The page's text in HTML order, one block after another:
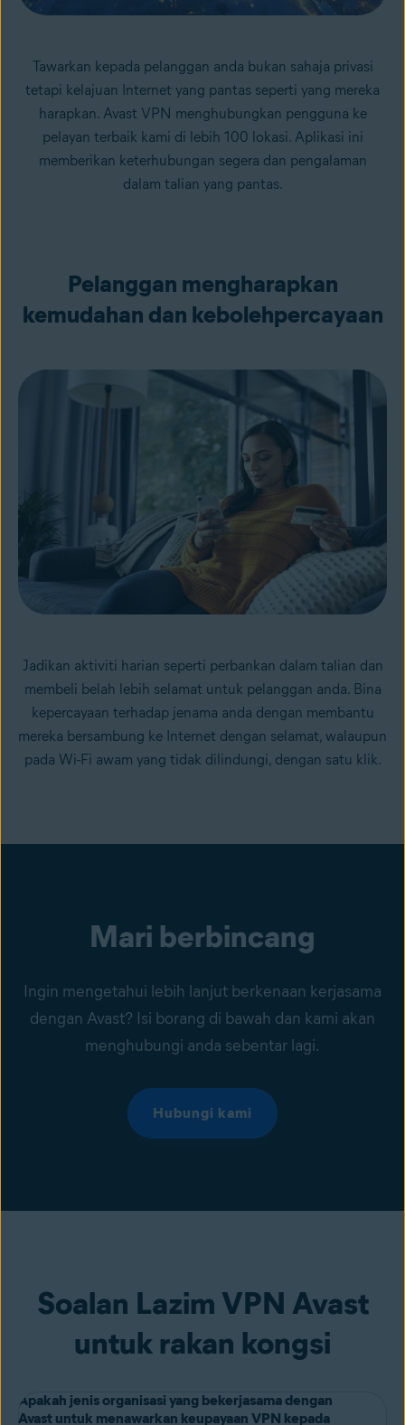
Tawarkan kepada pelanggan anda bukan sahaja privasi
tetapi kelajuan Internet yang pantas seperti yang mereka
harapkan. Avast VPN menghubungkan pengguna ke
pelayan terbaik kami di lebih 100 lokasi. Aplikasi ini
memberikan keterhubungan segera dan pengalaman
dalam talian yang pantas.
Pelanggan mengharapkan
kemudahan dan kebolehpercayaan
Jadikan aktiviti harian seperti perbankan dalam talian dan
membeli belah lebih selamat untuk pelanggan anda. Bina
kepercayaan terhadap jenama anda dengan membantu
mereka bersambung ke Internet dengan selamat, walaupun
pada Wi-Fi awam yang tidak dilindungi, dengan satu klik.
Mari berbincang
Ingin mengetahui lebih lanjut berkenaan kerjasama
dengan Avast? Isi borang di bawah dan kami akan
menghubungi anda sebentar lagi.
Hubungi kami
Soalan Lazim VPN Avast
untuk rakan kongsi
Apakah jenis organisasi yang bekerjasama dengan
Avast untuk menawarkan keupayaan VPN kepada